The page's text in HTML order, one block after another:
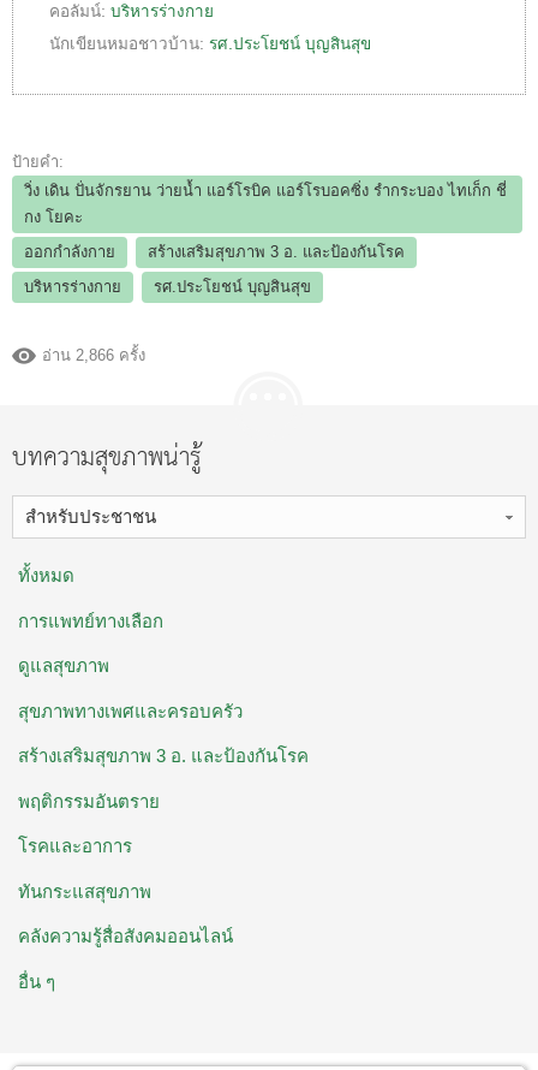
คอลัมน์: บริหารร่างกาย
นักเขียนหมอชาวบ้าน: รศ.ประโยชน์ บุญสินสุข
ป้ายคำ:
วิ่ง เดิน ปั่นจักรยาน ว่ายน้ำ แอร์โรบิค แอร์โรบอคซิ่ง รำกระบอง ไทเก็ก ชี่
กง โยคะ
ออกกำลังกาย
สร้างเสริมสุขภาพ 3 อ.​ และป้องกันโรค
บริหารร่างกาย
รศ.ประโยชน์ บุญสินสุข
อ่าน 2,866 ครั้ง
บทความสุขภาพน่ารู้
สำหรับประชาชน
ทั้งหมด
การแพทย์ทางเลือก
ดูแลสุขภาพ
สุขภาพทางเพศและครอบครัว
สร้างเสริมสุขภาพ 3 อ. ​และป้องกันโรค
พฤติกรรมอันตราย
โรคและอาการ
ทันกระแสสุขภาพ
คลังความรู้สื่อสังคมออนไลน์
อื่น ๆ